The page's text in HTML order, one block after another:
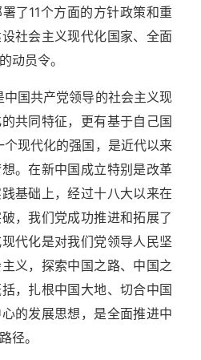
了11个方面的方针政策和重
社会主义现代化国家、全面
动员令。
中国共产党领导的社会主义现
共同特征，更有基于自己国
个现代化的强国，是近代以来
。在新中国成立特别是改革
基础上，经过十八大以来在
，我们党成功推进和拓展了
代化是对我们党领导人民坚
义，探索中国之路、中国之
，扎根中国大地、切合中国
的发展思想，是全面推进中
径。